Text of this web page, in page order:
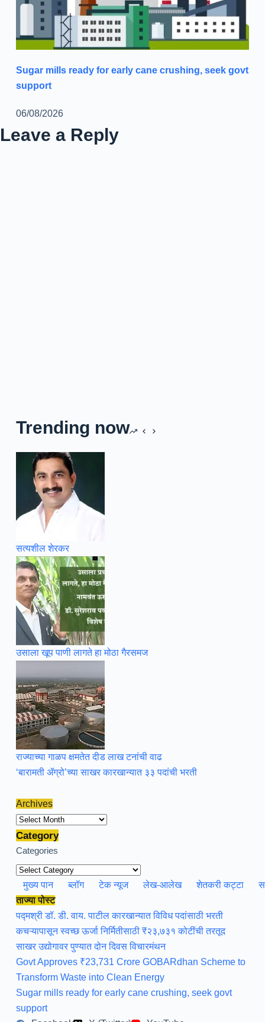
Sugar mills ready for early cane crushing, seek govt
support
06/08/2026
Leave a Reply
Trending now
सत्यशील शेरकर
उसाला खूप पाणी लागते हा मोठा गैरसमज
राज्याच्या गाळप क्षमतेत दीड लाख टनांची वाढ
‘बारामती ॲग्रो’च्या साखर कारखान्यात ३३ पदांची भरती
Archives
Archives
Category
Categories
मुख्य पान ब्लॉग टेक न्यूज लेख-आलेख शेतकरी कट्टा
ताज्या पोस्ट
पद्मश्री डॉ. डी. वाय. पाटील कारखान्यात विविध पदांसाठी भरती
कचऱ्यापासून स्वच्छ ऊर्जा निर्मितीसाठी ₹२३,७३१ कोटींची तरतूद
साखर उद्योगावर पुण्यात दोन दिवस विचारमंथन
Govt Approves ₹23,731 Crore GOBARdhan Scheme to
Transform Waste into Clean Energy
Sugar mills ready for early cane crushing, seek govt
support